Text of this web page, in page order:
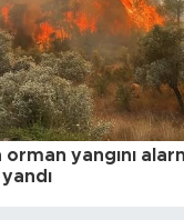
yangını